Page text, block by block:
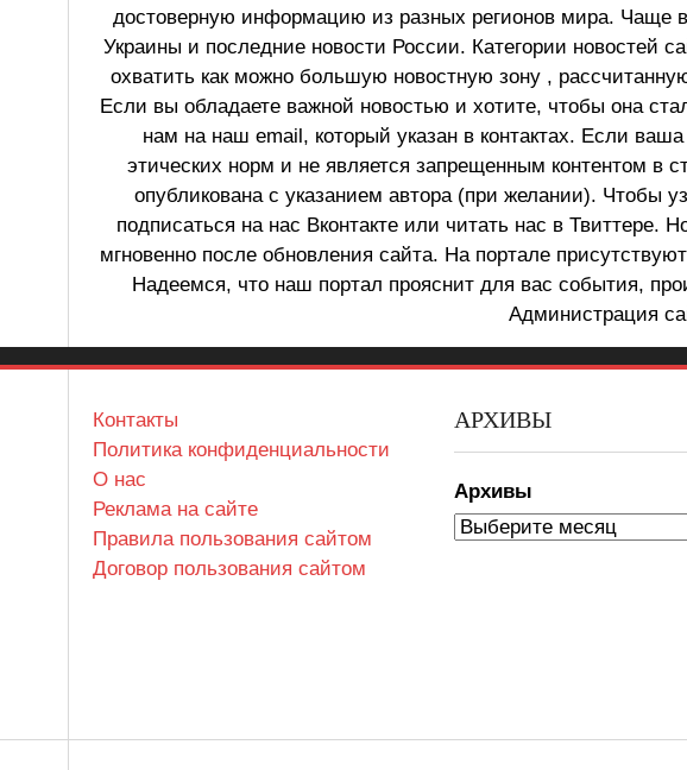
достоверную информацию из разных регионов мира. Чаще
Украины и последние новости России. Категории новостей
охватить как можно большую новостную зону ,
Если вы обладаете важной новостью и хотите, чтобы она
нам на наш email, который указан в контактах. Если
этических норм и не является запрещенным контентом в
опубликована с указанием автора (при желании). Чтобы
подписаться на нас Вконтакте или читать нас в Твиттере.
мгновенно после обновления сайта. На портале
Надеемся, что наш портал прояснит для вас события,
Администрация
Контакты
Политика конфиденциальности
О нас
Реклама на сайте
Правила пользования сайтом
Договор пользования сайтом
АРХИВЫ
Архивы